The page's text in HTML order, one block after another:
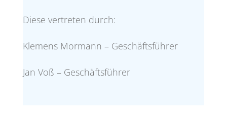
Diese vertreten durch:
Klemens Mormann – Geschäftsführer
Jan Voß – Geschäftsführer